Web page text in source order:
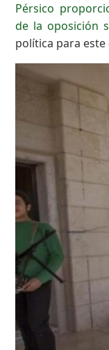
Pérsico
de la oposición
política para